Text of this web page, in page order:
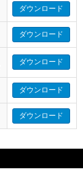
ダウンロード
ダウンロード
ダウンロード
ダウンロード
ダウンロード